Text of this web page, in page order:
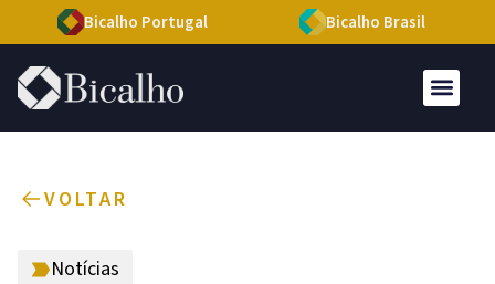
Bicalho Portugal Bicalho Brasil
VOLTAR
Notícias